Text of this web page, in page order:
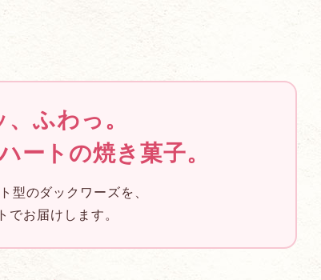
ふわっ。
ートの焼き菓子。
型のダックワーズを、
でお届けします。